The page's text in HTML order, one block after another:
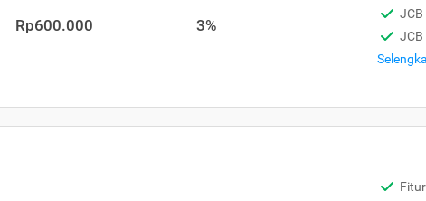
Rp600.000 3%
JCB
JCB